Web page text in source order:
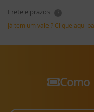
Frete e prazos ?
Já tem um vale ? Clique aqui
Como